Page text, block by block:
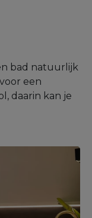
bad natuurlijk
een
daarin kan je